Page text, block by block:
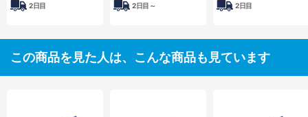
2日目 2日目～ 2日目
この商品を見た人は、こんな商品も見ています